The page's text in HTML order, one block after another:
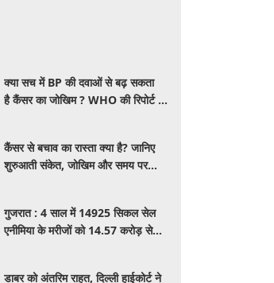
क्या सच में BP की दवाओं से बढ़ सकता
है कैंसर का जोखिम ? WHO की रिपोर्ट से
कैंसर से बचाव का रास्ता क्या है? जानिए
शुरुआती संकेत, जोखिम और समय पर
गुजरात : 4 साल में 14925 सिकल सेल
एनीमिया के मरीजों को 14.57 करोड़ से
डाबर को अंतरिम राहत, दिल्ली हाईकोर्ट ने